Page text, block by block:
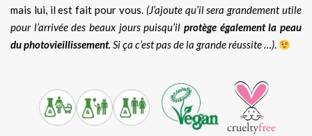
mais lui, il est fait pour vous. (J’ajoute qu’il sera grandement utile
pour l’arrivée des beaux jours puisqu’il protège également la peau
du photovieillissement. Si ça c’est pas de la grande réussite …).